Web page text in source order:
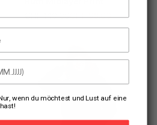
Regulärer Preis
CHF 140.00Angebot
CHF 98.00
wenn du möchtest und Lust auf eine